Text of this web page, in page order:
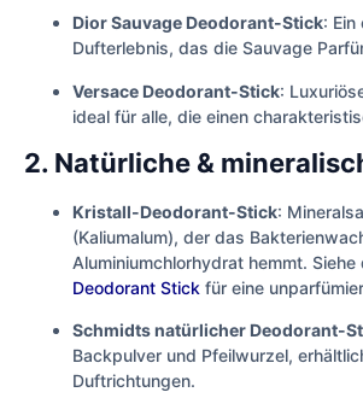
Dior Sauvage Deodorant-Stick:
Dufterlebnis, das die Sauvage
Versace Deodorant-Stick:
ideal für alle, die einen
2. Natürliche &
Kristall-Deodorant-Stick:
(Kaliumalum), der das
Aluminiumchlorhydrat hemmt. Siehe
Deodorant Stick für eine
Schmidts natürlicher Deodorant-
Backpulver und Pfeilwurzel,
Duftrichtungen.